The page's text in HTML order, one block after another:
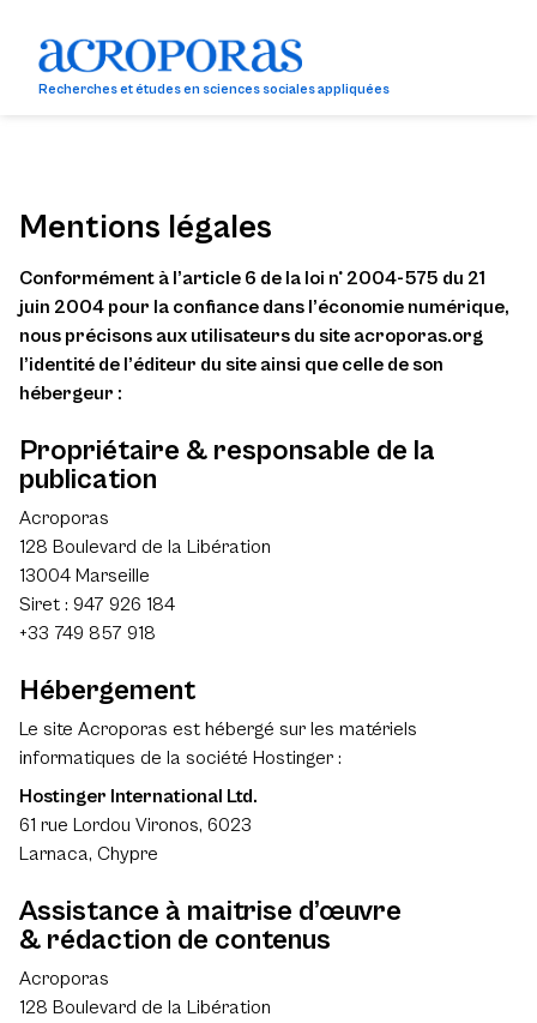
Recherches et études en sciences sociales appliquées
Mentions légales
Conformément à l’article 6 de la loi n° 2004-575 du 21
juin 2004 pour la confiance dans l’économie numérique,
nous précisons aux utilisateurs du site acroporas.org
l’identité de l’éditeur du site ainsi que celle de son
hébergeur :
Propriétaire & responsable de la
publication
Acroporas
128 Boulevard de la Libération
13004 Marseille
Siret : 947 926 184
+33 749 857 918
Hébergement
Le site Acroporas est hébergé sur les matériels
informatiques de la société Hostinger :
Hostinger International Ltd.
61 rue Lordou Vironos, 6023
Larnaca, Chypre
Assistance à maitrise d’œuvre
& rédaction de contenus
Acroporas
128 Boulevard de la Libération